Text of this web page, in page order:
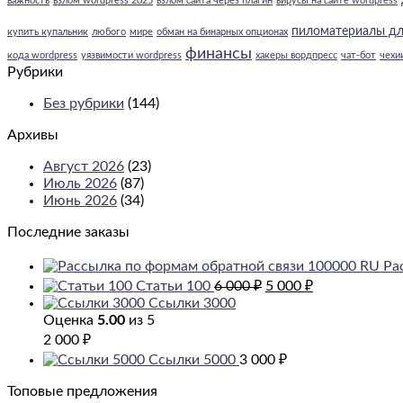
купить купальник любого мире обман на бинарных опционах пиломатериалы
кода wordpress уязвимости wordpress финансы хакеры вордпресс чат-бот
Рубрики
Без рубрики (144)
Архивы
Август 2026 (23)
Июль 2026 (87)
Июнь 2026 (34)
Последние заказы
Статьи 100 6 000₽ Первоначальная
000 ₽.
5 000 ₽Текущая
Ссылки 3000
Оценка 5.00 из 5
2 000 ₽
Ссылки 5000 3 000 ₽
Топовые предложения